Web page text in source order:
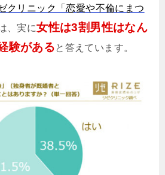
クリニック「恋愛や不倫にまつ
、実に女性は3割男性はなん
験があると答えています。